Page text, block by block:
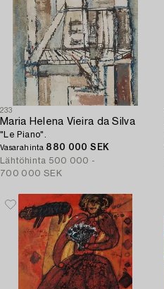
233
Maria Helena Vieira da Silva
"Le Piano".
Vasarahinta 880 000 SEK
Lähtöhinta 500 000 -
700 000 SEK